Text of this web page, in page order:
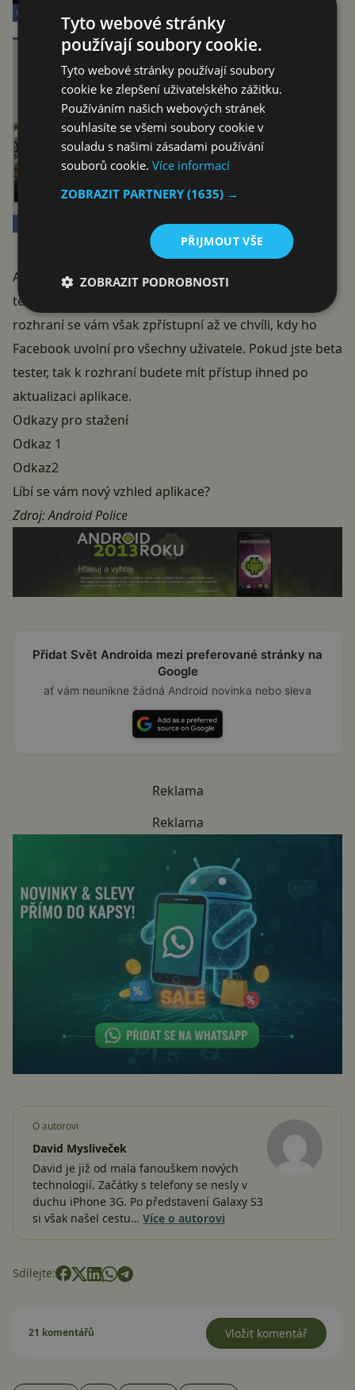
Aktualizace je v tuto chvíli dostupná pouze pro beta
testery, i tak si ji od nás můžete stáhnout. Nové
rozhraní se vám však zpřístupní až ve chvíli, kdy ho
Facebook uvolní pro všechny uživatele. Pokud jste beta
tester, tak k rozhraní budete mít přístup ihned po
aktualizaci aplikace.
Odkazy pro stažení
Odkaz 1
Odkaz2
Líbí se vám nový vzhled aplikace?
Zdroj:Android Police
Přidat Svět Androida mezi preferované stránky na
Google
ať vám neunikne žádná Android novinka nebo sleva
Reklama
Reklama
O autorovi
David Mysliveček
David je již od mala fanouškem nových
technologií. Začátky s telefony se nesly v
duchu iPhone 3G. Po představení Galaxy S3
si však našel cestu… Více o autorovi
Sdílejte:
21 komentářů Vložit komentář
Tyto webové stránky
používají soubory cookie.
Tyto webové stránky používají soubory
cookie ke zlepšení uživatelského zážitku.
Používáním našich webových stránek
souhlasíte se všemi soubory cookie v
souladu s našimi zásadami používání
souborů cookie.Více informací
ZOBRAZIT PARTNERY(1635) →
PŘIJMOUT VŠE
ZOBRAZIT PODROBNOSTI